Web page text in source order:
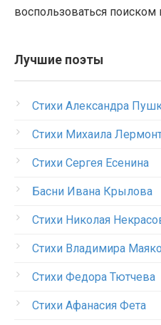
воспользоваться поиском
Лучшие поэты
Стихи Александра
Стихи Михаила
Стихи Сергея Есенина
Басни Ивана Крылова
Стихи Николая
Стихи Владимира
Стихи Федора Тютчева
Стихи Афанасия Фета